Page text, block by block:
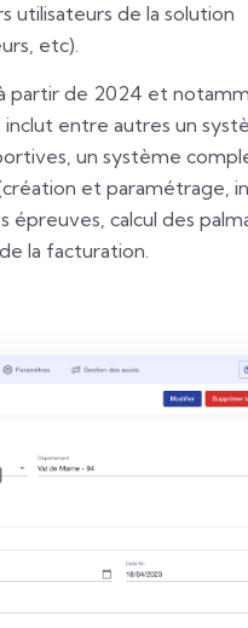
utilisateurs de la solution
etc).
partir de 2024 et
inclut entre autres un
un système
et paramétrage,
épreuves, calcul des
la facturation.